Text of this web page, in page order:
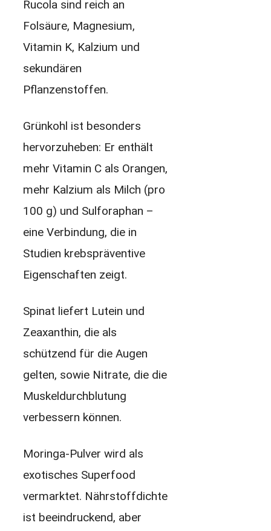
Rucola sind reich an
Folsäure, Magnesium,
Vitamin K, Kalzium und
sekundären
Pflanzenstoffen.
Grünkohl ist besonders
hervorzuheben: Er enthält
mehr Vitamin C als Orangen,
mehr Kalzium als Milch (pro
100 g) und Sulforaphan –
eine Verbindung, die in
Studien krebspräventive
Eigenschaften zeigt.
Spinat liefert Lutein und
Zeaxanthin, die als
schützend für die Augen
gelten, sowie Nitrate, die die
Muskeldurchblutung
verbessern können.
Moringa-Pulver wird als
exotisches Superfood
vermarktet. Nährstoffdichte
ist beeindruckend, aber